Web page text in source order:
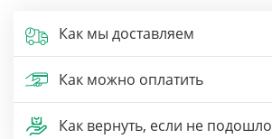
Как мы доставляем
Как можно оплатить
Как вернуть, если не подошло